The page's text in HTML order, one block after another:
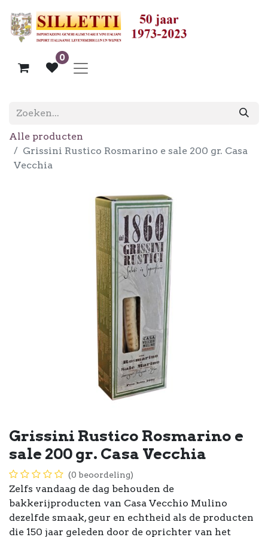
0
Alle producten
Grissini Rustico Rosmarino e sale 200 gr. Casa
Vecchia
Grissini Rustico Rosmarino e
sale 200 gr. Casa Vecchia
(0 beoordeling)
Zelfs vandaag de dag behouden de
bakkerijproducten van Casa Vecchio Mulino
dezelfde smaak, geur en echtheid als de producten
die 150 jaar geleden door de oprichter van het